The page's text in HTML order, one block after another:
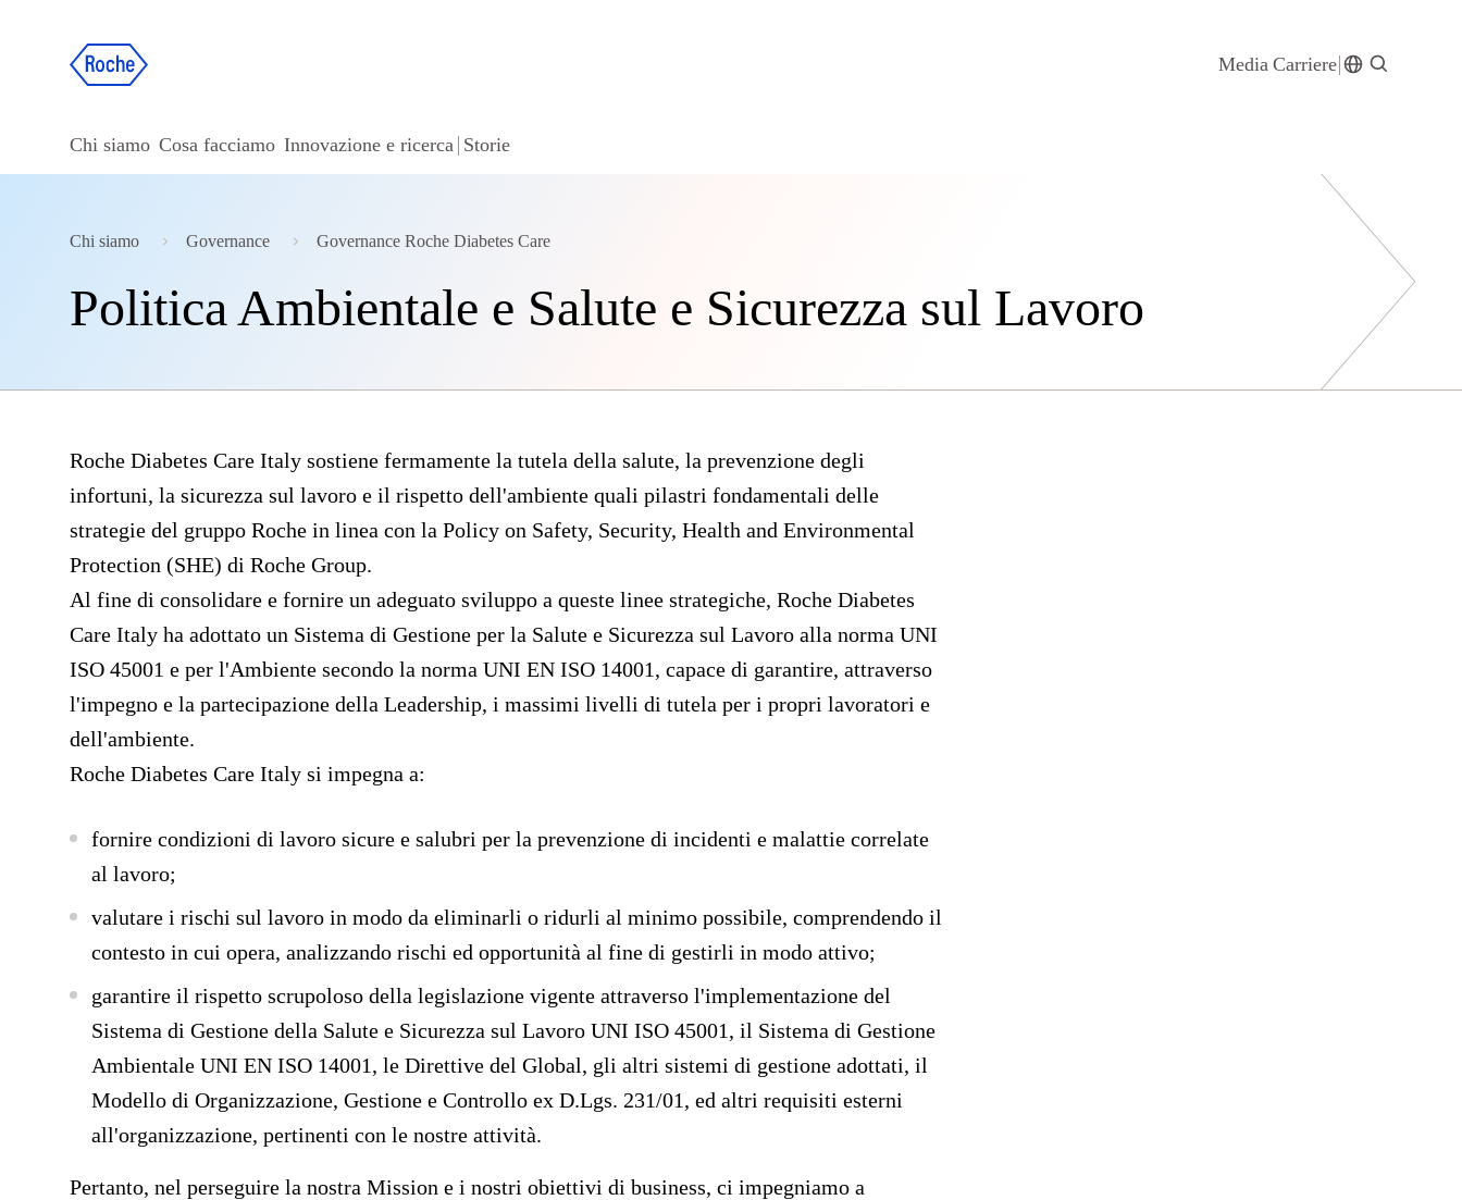
Media Carriere
Chi siamo Cosa facciamo Innovazione e ricerca Storie
Chi siamo Governance Governance Roche Diabetes Care
Politica Ambientale e Salute e Sicurezza sul Lavoro
Roche Diabetes Care Italy sostiene fermamente la tutela della salute, la prevenzione degli
infortuni, la sicurezza sul lavoro e il rispetto dell'ambiente quali pilastri fondamentali delle
strategie del gruppo Roche in linea con la Policy on Safety, Security, Health and Environmental
Protection (SHE) di Roche Group.
Al fine di consolidare e fornire un adeguato sviluppo a queste linee strategiche, Roche Diabetes
Care Italy ha adottato un Sistema di Gestione per la Salute e Sicurezza sul Lavoro alla norma UNI
ISO 45001 e per l'Ambiente secondo la norma UNI EN ISO 14001, capace di garantire, attraverso
l'impegno e la partecipazione della Leadership, i massimi livelli di tutela per i propri lavoratori e
dell'ambiente.
Roche Diabetes Care Italy si impegna a:
fornire condizioni di lavoro sicure e salubri per la prevenzione di incidenti e malattie correlate
al lavoro;
valutare i rischi sul lavoro in modo da eliminarli o ridurli al minimo possibile, comprendendo il
contesto in cui opera, analizzando rischi ed opportunità al fine di gestirli in modo attivo;
garantire il rispetto scrupoloso della legislazione vigente attraverso l'implementazione del
Sistema di Gestione della Salute e Sicurezza sul Lavoro UNI ISO 45001, il Sistema di Gestione
Ambientale UNI EN ISO 14001, le Direttive del Global, gli altri sistemi di gestione adottati, il
Modello di Organizzazione, Gestione e Controllo ex D.Lgs. 231/01, ed altri requisiti esterni
all'organizzazione, pertinenti con le nostre attività.
Pertanto, nel perseguire la nostra Mission e i nostri obiettivi di business, ci impegniamo a